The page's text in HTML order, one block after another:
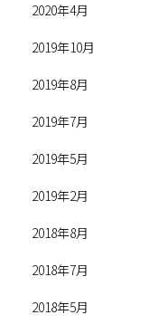
2020年4月
2019年10月
2019年8月
2019年7月
2019年5月
2019年2月
2018年8月
2018年7月
2018年5月